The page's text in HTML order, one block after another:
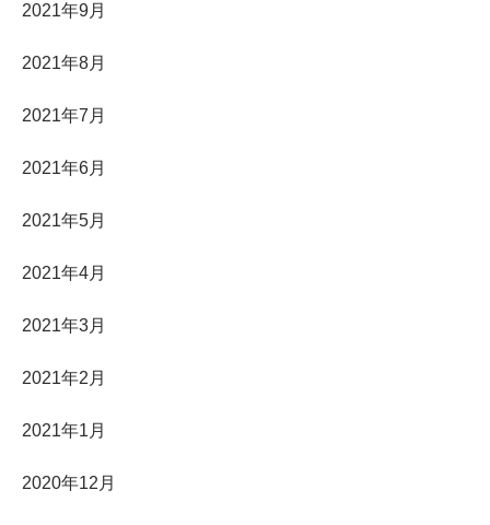
2021年9月
2021年8月
2021年7月
2021年6月
2021年5月
2021年4月
2021年3月
2021年2月
2021年1月
2020年12月